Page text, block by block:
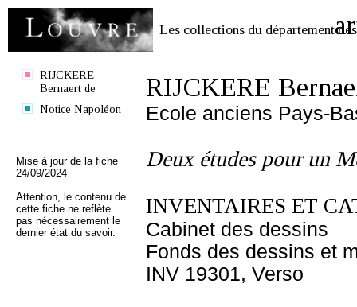
Les collections du département des
RIJCKERE
Bernaert de
Notice Napoléon
Mise à jour de la fiche
24/09/2024
Attention, le contenu de
cette fiche ne reflète
pas nécessairement le
dernier état du savoir.
RIJCKERE
Ecole anciens Pays-
Deux études pour un
INVENTAIRES ET
Cabinet des dessins
Fonds des dessins et
INV 19301, Verso